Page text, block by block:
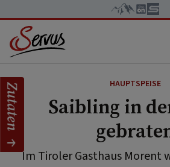
HAUPTSPEISE
Saibling in
Im Tiroler Gasthaus Morent
Zutaten